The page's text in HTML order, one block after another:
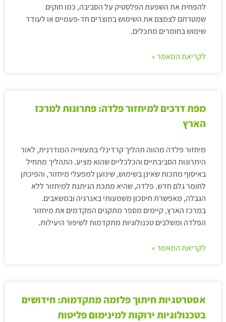
להפחית את השפעת הפלסטיק על הסביבה, כמו חוקים
שמטרתם לצמצם את השימוש במוצרים חד-פעמיים או לעודד
שימוש בחומרים מתכלים.
לקריאת המאמר »
מפת דרכים למיחזור פלדה: פתרונות למרכז
הארץ
מיחזור פלדה מהווה תהליך קרדינלי בתעשייה המודרנית, לאור
היתרונות הסביבתיים והכלכליים שהוא מציע. התהליך מתחיל
באיסוף מתכות שאינן בשימוש, שינוען למפעלי מיחזור, והפיכתן
לחומר גלם חדש. פלדה, שהיא מתכת הניתנת למיחזור ללא
הגבלה, מאפשרת חיסכון משמעותי באנרגיה ובמשאבים.
במרכז הארץ, קיימים מספר מתקנים המקדמים את מיחזור
הפלדה ומשלבים טכנולוגיות מתקדמות לשיפור היעילות.
לקריאת המאמר »
אסטרטגיות חיתוך פלזמה מתקדמות: חידושים
בטכנולוגיות ירוקות למינימום פליטות